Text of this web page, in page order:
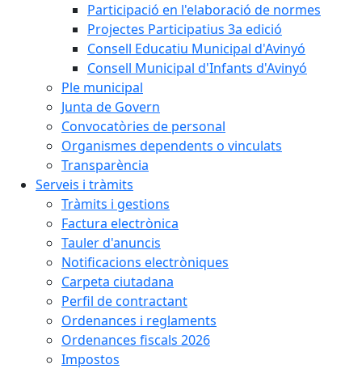
Participació en l'elaboració de normes
Projectes Participatius 3a edició
Consell Educatiu Municipal d'Avinyó
Consell Municipal d'Infants d'Avinyó
Ple municipal
Junta de Govern
Convocatòries de personal
Organismes dependents o vinculats
Transparència
Serveis i tràmits
Tràmits i gestions
Factura electrònica
Tauler d'anuncis
Notificacions electròniques
Carpeta ciutadana
Perfil de contractant
Ordenances i reglaments
Ordenances fiscals 2026
Impostos